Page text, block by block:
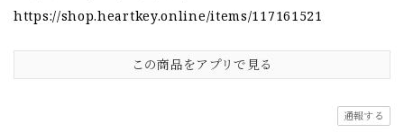
https://shop.heartkey.online/items/117161521
この商品をアプリで見る
通報する